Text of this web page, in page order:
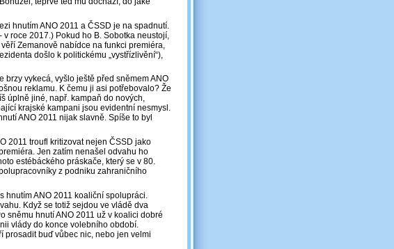
hnutím ANO 2011 a ČSSD je na spadnutí.
roce 2017.) Pokud ho B. Sobotka neustojí,
Zemanově nabídce na funkci premiéra,
došlo k politickému „vystřízlivění“),
brzy vykecá, vyšlo ještě před sněmem ANO
reklamu. K čemu ji asi potřebovalo? Že
úplně jiné, např. kampaň do nových,
krajské kampani jsou evidentní nesmysl.
ANO 2011 nijak slavně. Spíše to byl
2011 troufl kritizovat nejen ČSSD jako
Jen zatím nenašel odvahu ho
estébáckého práskače, který se v 80.
z podniku zahraničního
hnutím ANO 2011 koaliční spolupráci.
Když se totiž sejdou ve vládě dva
sněmu hnutí ANO 2011 už v koalici dobré
vlády do konce volebního období.
buď vůbec nic, nebo jen velmi